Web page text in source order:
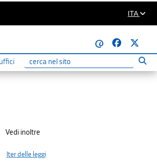
ITA
@
Ricerca
Vedi inoltre
Iter delle leggi